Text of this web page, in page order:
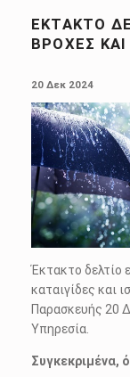
ΈΚΤΑΚΤΟ
ΒΡΟΧΈΣ
20 Δεκ 2024
Έκτακτο δελτίο
καταιγίδες και
Παρασκευής 20
Υπηρεσία.
Συγκεκριμένα,